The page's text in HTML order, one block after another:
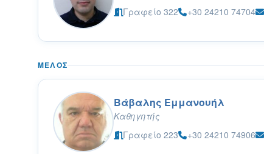
Γραφείο 322
+30 24210 74704
ΜΈΛΟΣ
Βάβαλης Εμμανουήλ
Καθηγητής
Γραφείο 223
+30 24210 74906